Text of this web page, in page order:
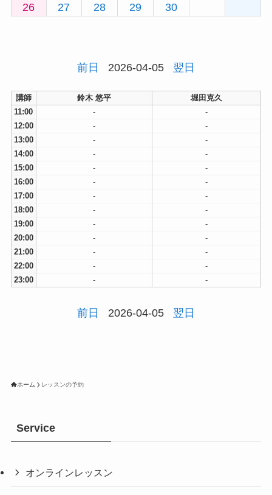
26
27 28 29 30
前日 2026-04-05 翌日
講師 鈴木 悠平
堀田克久
11:00
-
-
12:00
-
-
13:00
-
-
14:00
-
-
15:00
-
-
16:00
-
-
17:00
-
-
18:00
-
-
19:00
-
-
20:00
-
-
21:00
-
-
22:00
-
-
23:00
- -
前日 2026-04-05 翌日
ホーム レッスンの予約
Service
オンラインレッスン